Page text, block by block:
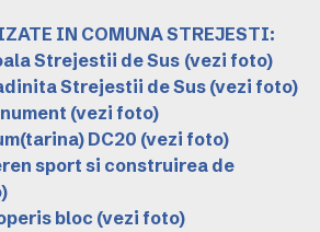
IN COMUNA STREJESTI:
Strejestii de Sus (vezi foto)
Strejestii de Sus (vezi foto)
(vezi foto)
DC20 (vezi foto)
sport si construirea de
bloc (vezi foto)